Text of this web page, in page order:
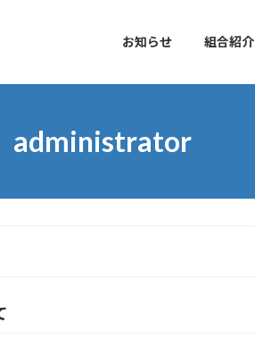
お知らせ 組合紹介
administrator